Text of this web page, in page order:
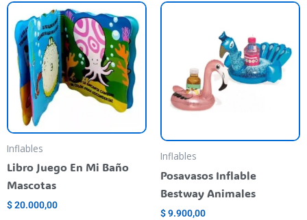
Inflables
Libro Juego En Mi Baño
Mascotas
$20.000,00
Inflables
Posavasos Inflable
Bestway Animales
$9.900,00